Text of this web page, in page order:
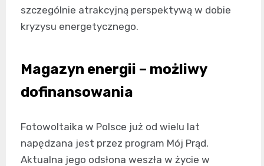
szczególnie atrakcyjną perspektywą w dobie
kryzysu energetycznego.
Magazyn energii – możliwy
dofinansowania
Fotowoltaika w Polsce już od wielu lat
napędzana jest przez program Mój Prąd.
Aktualna jego odsłona weszła w życie w